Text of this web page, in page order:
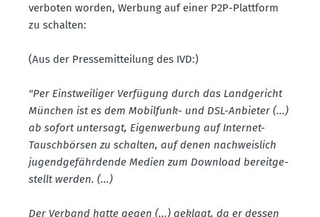
verboten worden, Werbung auf einer P2P-Plattform
zu schalten:
(Aus der Presse­mit­teilung des IVD:)
"Per Einst­wei­liger Verfügung durch das Landge­richt
München ist es dem Mobilfunk- und DSL-Anbieter (...)
ab sofort untersagt, Eigen­werbung auf Internet-
Tausch­börsen zu schalten, auf denen nachweislich
jugend­ge­fähr­dende Medien zum Download bereit­ge­
stellt werden. (...)
Der Verband hatte gegen (...) geklagt, da er dessen